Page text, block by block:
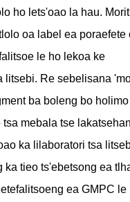
ho lets'oao la hau.
oa label ea poraefete
le ho lekoa ke
litsebi. Re sebelisana
ba boleng bo
mebala tse
ka lilaboratori tsa
ka tieo ts'ebetsong ea
ea GMPC le